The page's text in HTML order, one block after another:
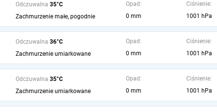
Odczuwalna 35°C
Zachmurzenie małe, pogodnie
Opad:
0 mm
Ciśnienie:
1001 hPa
Odczuwalna 36°C
Zachmurzenie umiarkowane
Opad:
0 mm
Ciśnienie:
1001 hPa
Odczuwalna 35°C
Zachmurzenie umiarkowane
Opad:
0 mm
Ciśnienie:
1001 hPa